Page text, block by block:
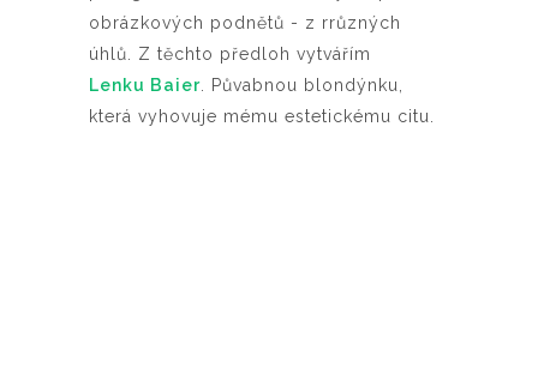
obrázkových podnětů - z rrůzných
úhlů. Z těchto předloh vytvářím
Lenku Baier . Půvabnou blondýnku,
která vyhovuje mému estetickému citu.